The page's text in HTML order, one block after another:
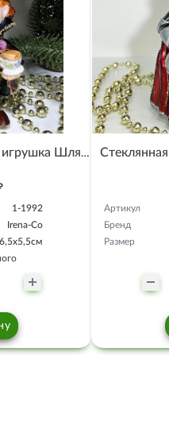
Стеклянная елочная игрушка Шляпник с чайником
1-1992
Irena-Co
Артикул
Бренд
Размер